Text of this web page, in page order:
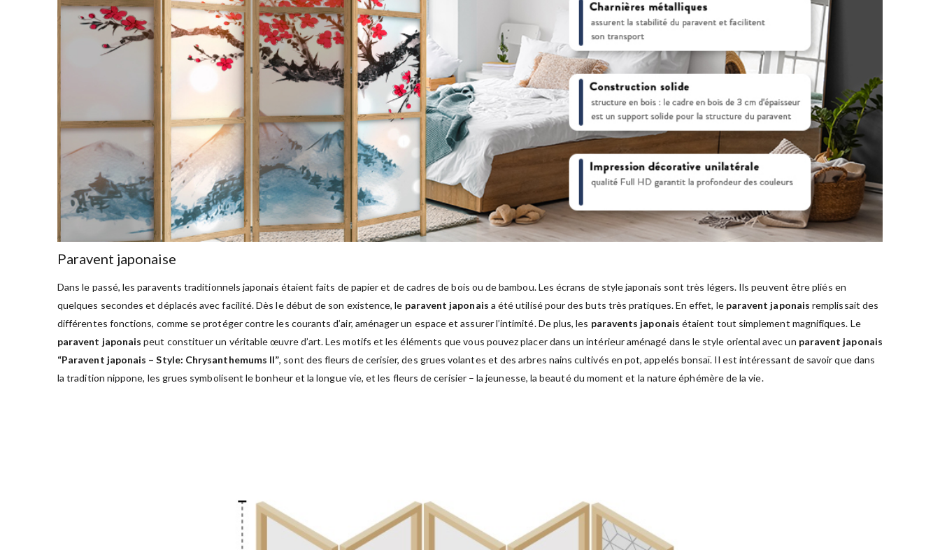
Paravent japonaise
Dans le passé, les paravents traditionnels japonais étaient faits de papier et de cadres de bois ou de bambou. Les écrans de style japonais sont très légers. Ils peuvent être pliés en
quelques secondes et déplacés avec facilité. Dès le début de son existence, le paravent japonais a été utilisé pour des buts très pratiques. En effet, le paravent japonais remplissait des
différentes fonctions, comme se protéger contre les courants d’air, aménager un espace et assurer l’intimité. De plus, les paravents japonais étaient tout simplement magnifiques. Le
paravent japonais peut constituer un véritable œuvre d’art. Les motifs et les éléments que vous pouvez placer dans un intérieur aménagé dans le style oriental avec un paravent japonais
“Paravent japonais – Style: Chrysanthemums II”, sont des fleurs de cerisier, des grues volantes et des arbres nains cultivés en pot, appelés bonsaï. Il est intéressant de savoir que dans
la tradition nippone, les grues symbolisent le bonheur et la longue vie, et les fleurs de cerisier – la jeunesse, la beauté du moment et la nature éphémère de la vie.